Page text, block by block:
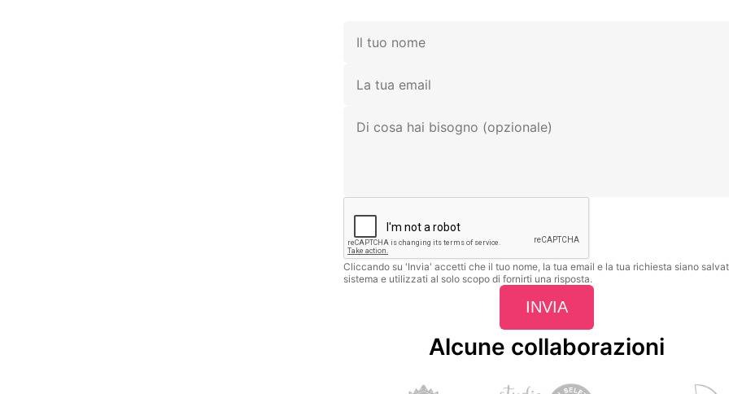
Cliccando su 'Invia' accetti che il tuo nome, la tua email e la tua richiesta siano
sistema e utilizzati al solo scopo di fornirti una risposta.
INVIA
Alcune collaborazioni